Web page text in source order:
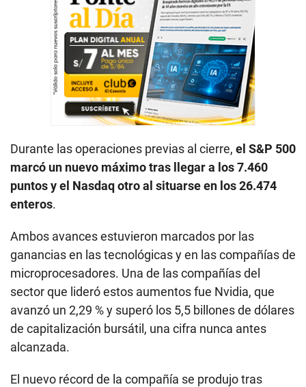
Durante las operaciones previas al cierre, el S&P 500
marcó un nuevo máximo tras llegar a los 7.460
puntos y el Nasdaq otro al situarse en los 26.474
enteros.
Ambos avances estuvieron marcados por las
ganancias en las tecnológicas y en las compañías de
microprocesadores. Una de las compañías del
sector que lideró estos aumentos fue Nvidia, que
avanzó un 2,29 % y superó los 5,5 billones de dólares
de capitalización bursátil, una cifra nunca antes
alcanzada.
El nuevo récord de la compañía se produjo tras